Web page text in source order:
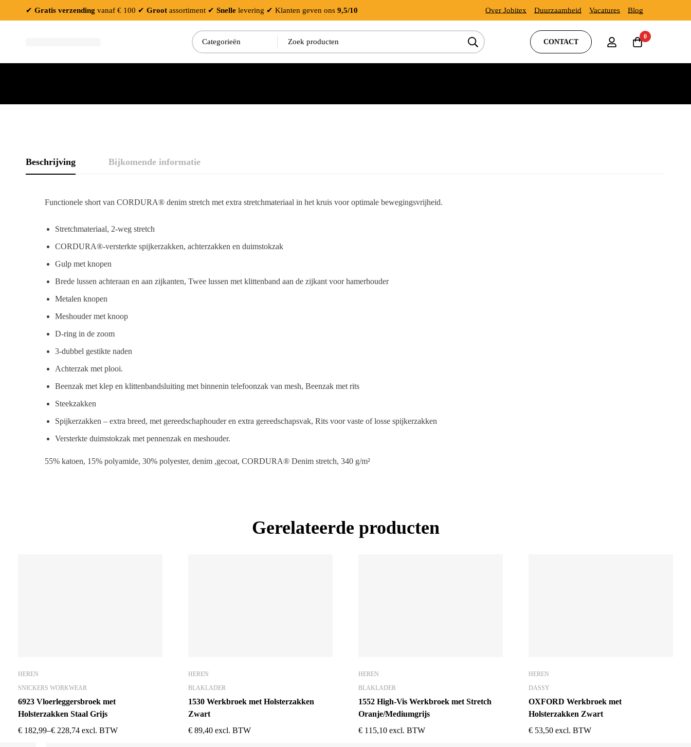
✔ Gratis verzending vanaf € 100 ✔ Groot assortiment ✔ Snelle levering ✔ Klanten geven ons 9,5/10 Over Jobitex Duurzaamheid Vacatures Blog
CONTACT
0
Beschrijving Bijkomende informatie
Functionele short van CORDURA® denim stretch met extra stretchmateriaal in het kruis voor optimale bewegingsvrijheid.
Stretchmateriaal, 2-weg stretch
CORDURA®-versterkte spijkerzakken, achterzakken en duimstokzak
Gulp met knopen
Brede lussen achteraan en aan zijkanten, Twee lussen met klittenband aan de zijkant voor hamerhouder
Metalen knopen
Meshouder met knoop
D-ring in de zoom
3-dubbel gestikte naden
Achterzak met plooi.
Beenzak met klep en klittenbandsluiting met binnenin telefoonzak van mesh, Beenzak met rits
Steekzakken
Spijkerzakken – extra breed, met gereedschaphouder en extra gereedschapsvak, Rits voor vaste of losse spijkerzakken
Versterkte duimstokzak met pennenzak en meshouder.
55% katoen, 15% polyamide, 30% polyester, denim ,gecoat, CORDURA® Denim stretch, 340 g/m²
Gerelateerde producten
HEREN
SNICKERS WORKWEAR
6923 Vloerleggersbroek met
Holsterzakken Staal Grijs
€ 182,99–€ 228,74 excl. BTW
HEREN
BLAKLADER
1530 Werkbroek met Holsterzakken
Zwart
€ 89,40 excl. BTW
HEREN
BLAKLADER
1552 High-Vis Werkbroek met Stretch
Oranje/Mediumgrijs
€ 115,10 excl. BTW
HEREN
DASSY
OXFORD Werkbroek met
Holsterzakken Zwart
€ 53,50 excl. BTW